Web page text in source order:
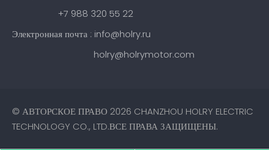
+7 988 320 55 22
Электронная почта : info@holry.ru
holry@holrymotor.com
© АВТОРСКОЕ ПРАВО 2026 CHANZHOU HOLRY ELECTRIC
TECHNOLOGY CO., LTD.ВСЕ ПРАВА ЗАЩИЩЕНЫ.